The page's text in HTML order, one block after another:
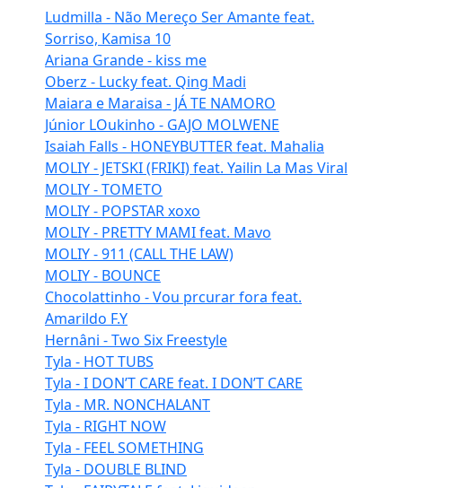
Ludmilla - Não Mereço Ser Amante feat.
Sorriso, Kamisa 10
Ariana Grande - kiss me
Oberz - Lucky feat. Qing Madi
Maiara e Maraisa - JÁ TE NAMORO
Júnior LOukinho - GAJO MOLWENE
Isaiah Falls - HONEYBUTTER feat. Mahalia
MOLIY - JETSKI (FRIKI) feat. Yailin La Mas Viral
MOLIY - TOMETO
MOLIY - POPSTAR xoxo
MOLIY - PRETTY MAMI feat. Mavo
MOLIY - 911 (CALL THE LAW)
MOLIY - BOUNCE
Chocolattinho - Vou prcurar fora feat.
Amarildo F.Y
Hernâni - Two Six Freestyle
Tyla - HOT TUBS
Tyla - I DON’T CARE feat. I DON’T CARE
Tyla - MR. NONCHALANT
Tyla - RIGHT NOW
Tyla - FEEL SOMETHING
Tyla - DOUBLE BLIND